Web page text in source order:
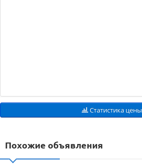
Статистика цены
Похожие объявления